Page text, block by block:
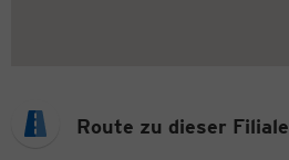
Route zu dieser Filiale